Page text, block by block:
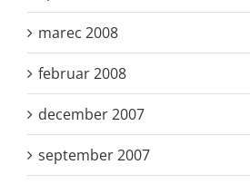
marec 2008
februar 2008
december 2007
september 2007